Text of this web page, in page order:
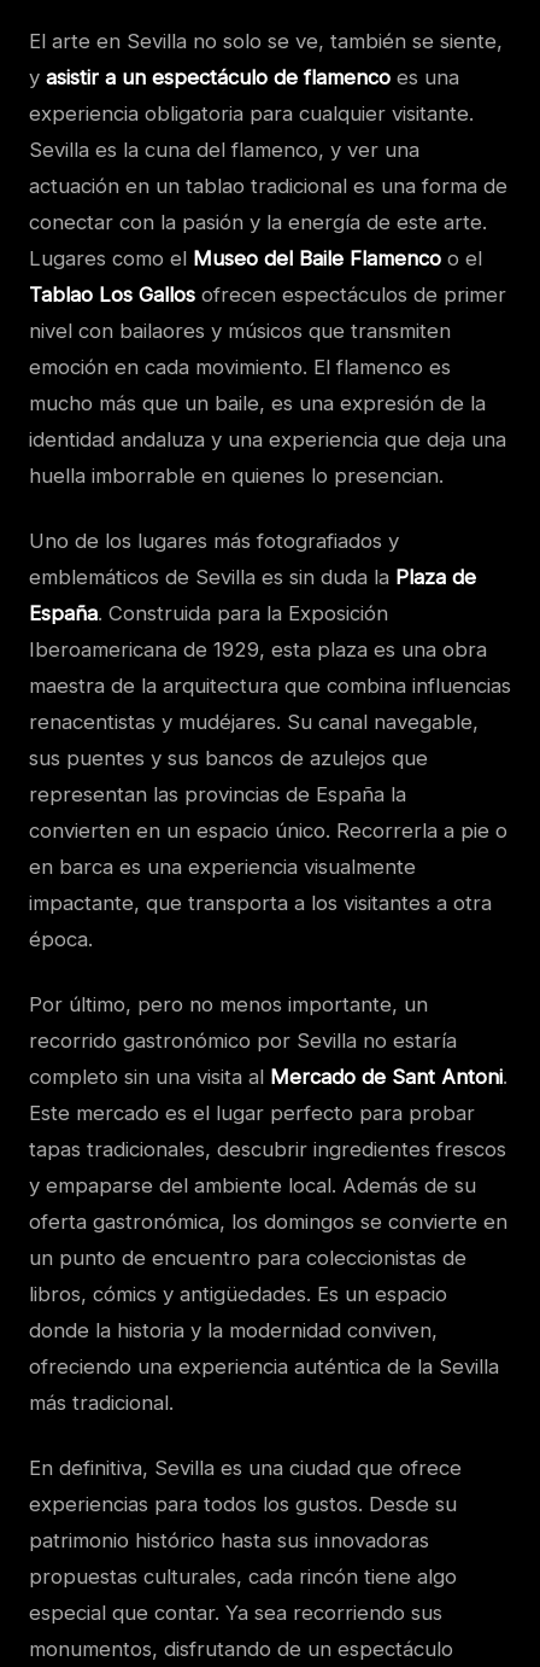
El arte en Sevilla no solo se ve, también se siente,
y asistir a un espectáculo de flamenco es una
experiencia obligatoria para cualquier visitante.
Sevilla es la cuna del flamenco, y ver una
actuación en un tablao tradicional es una forma de
conectar con la pasión y la energía de este arte.
Lugares como el Museo del Baile Flamenco o el
Tablao Los Gallos ofrecen espectáculos de primer
nivel con bailaores y músicos que transmiten
emoción en cada movimiento. El flamenco es
mucho más que un baile, es una expresión de la
identidad andaluza y una experiencia que deja una
huella imborrable en quienes lo presencian.
Uno de los lugares más fotografiados y
emblemáticos de Sevilla es sin duda la Plaza de
España. Construida para la Exposición
Iberoamericana de 1929, esta plaza es una obra
maestra de la arquitectura que combina influencias
renacentistas y mudéjares. Su canal navegable,
sus puentes y sus bancos de azulejos que
representan las provincias de España la
convierten en un espacio único. Recorrerla a pie o
en barca es una experiencia visualmente
impactante, que transporta a los visitantes a otra
época.
Por último, pero no menos importante, un
recorrido gastronómico por Sevilla no estaría
completo sin una visita al Mercado de Sant Antoni.
Este mercado es el lugar perfecto para probar
tapas tradicionales, descubrir ingredientes frescos
y empaparse del ambiente local. Además de su
oferta gastronómica, los domingos se convierte en
un punto de encuentro para coleccionistas de
libros, cómics y antigüedades. Es un espacio
donde la historia y la modernidad conviven,
ofreciendo una experiencia auténtica de la Sevilla
más tradicional.
En definitiva, Sevilla es una ciudad que ofrece
experiencias para todos los gustos. Desde su
patrimonio histórico hasta sus innovadoras
propuestas culturales, cada rincón tiene algo
especial que contar. Ya sea recorriendo sus
monumentos, disfrutando de un espectáculo